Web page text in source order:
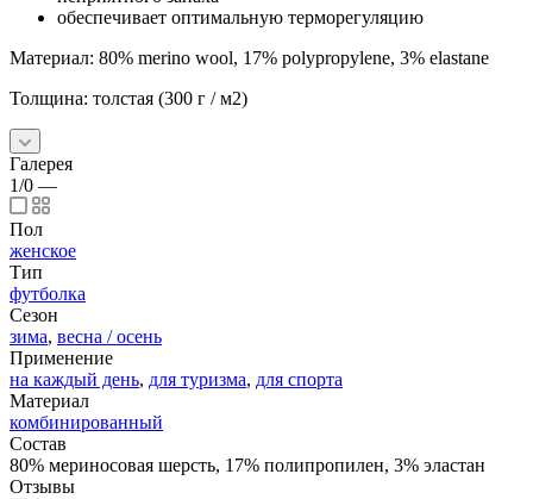
обеспечивает оптимальную терморегуляцию
Материал: 80% merino wool, 17% polypropylene, 3% elastane
Толщина: толстая (300 г / м2)
Галерея
1/0 —
Пол
женское
Тип
футболка
Сезон
зима, весна / осень
Применение
на каждый день, для туризма, для спорта
Материал
комбинированный
Состав
80% мериносовая шерсть, 17% полипропилен, 3% эластан
Отзывы